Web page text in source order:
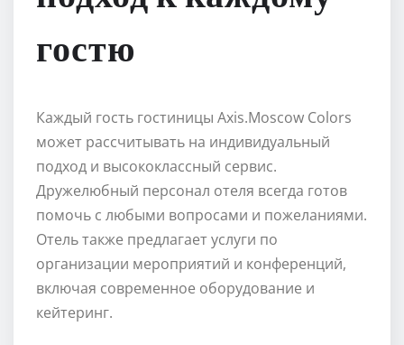
гостю
Каждый гость гостиницы Axis.Moscow Colors
может рассчитывать на индивидуальный
подход и высококлассный сервис.
Дружелюбный персонал отеля всегда готов
помочь с любыми вопросами и пожеланиями.
Отель также предлагает услуги по
организации мероприятий и конференций,
включая современное оборудование и
кейтеринг.